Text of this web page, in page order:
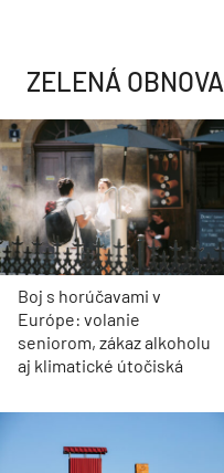
ZELENÁ OBNOVA
Boj s horúčavami v
Európe: volanie
seniorom, zákaz alkoholu
aj klimatické útočiská